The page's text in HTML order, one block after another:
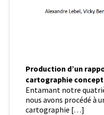
Production d’un
cartographie
Entamant notre
nous avons procédé à
cartographie […]